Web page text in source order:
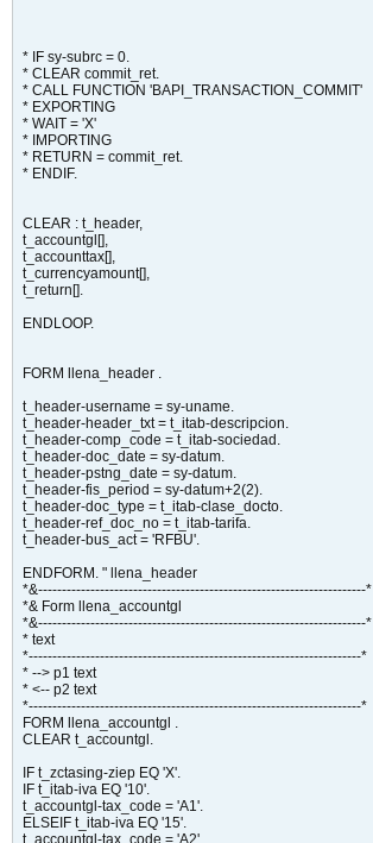
* IF sy-subrc = 0.
* CLEAR commit_ret.
* CALL FUNCTION 'BAPI_TRANSACTION_COMMIT'
* EXPORTING
* WAIT = 'X'
* IMPORTING
* RETURN = commit_ret.
* ENDIF.
CLEAR : t_header,
t_accountgl[],
t_accounttax[],
t_currencyamount[],
t_return[].
ENDLOOP.
FORM llena_header .
t_header-username = sy-uname.
t_header-header_txt = t_itab-descripcion.
t_header-comp_code = t_itab-sociedad.
t_header-doc_date = sy-datum.
t_header-pstng_date = sy-datum.
t_header-fis_period = sy-datum+2(2).
t_header-doc_type = t_itab-clase_docto.
t_header-ref_doc_no = t_itab-tarifa.
t_header-bus_act = 'RFBU'.
ENDFORM. " llena_header
*&---------------------------------------------------------------------*
*& Form llena_accountgl
*&---------------------------------------------------------------------*
* text
*----------------------------------------------------------------------*
* --> p1 text
* <-- p2 text
*----------------------------------------------------------------------*
FORM llena_accountgl .
CLEAR t_accountgl.
IF t_zctasing-ziep EQ 'X'.
IF t_itab-iva EQ '10'.
t_accountgl-tax_code = 'A1'.
ELSEIF t_itab-iva EQ '15'.
t_accountgl-tax_code = 'A2'.